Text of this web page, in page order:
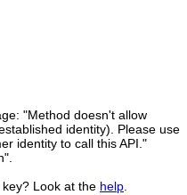
"Method doesn't allow
identity). Please use
identity to call this API."
Look at the help